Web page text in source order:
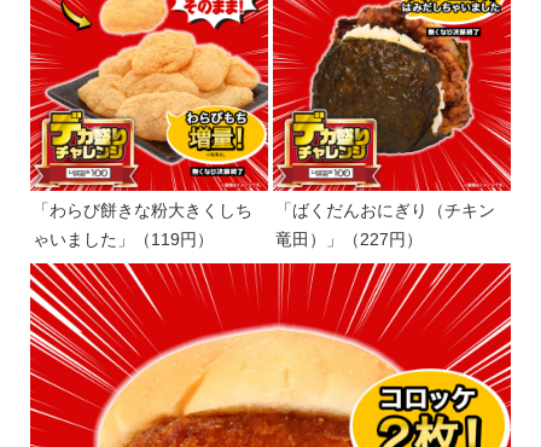
「わらび餅きな粉大きくしち
ゃいました」（119円）
「ばくだんおにぎり（チキン
竜田）」（227円）